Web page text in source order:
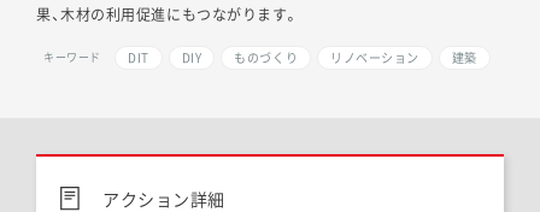
果、木材の利用促進にもつながります。
キーワード DIT DIY ものづくり リノベーション 建築
アクション詳細